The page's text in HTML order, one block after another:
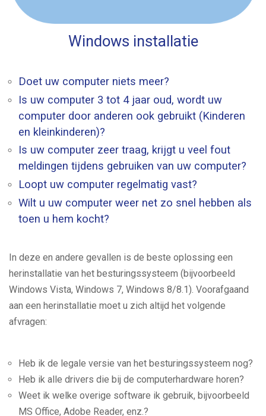
Windows installatie
Doet uw computer niets meer?
Is uw computer 3 tot 4 jaar oud, wordt uw
computer door anderen ook gebruikt (Kinderen
en kleinkinderen)?
Is uw computer zeer traag, krijgt u veel fout
meldingen tijdens gebruiken van uw computer?
Loopt uw computer regelmatig vast?
Wilt u uw computer weer net zo snel hebben als
toen u hem kocht?
In deze en andere gevallen is de beste oplossing een
herinstallatie van het besturingssysteem (bijvoorbeeld
Windows Vista, Windows 7, Windows 8/8.1). Voorafgaand
aan een herinstallatie moet u zich altijd het volgende
afvragen:
Heb ik de legale versie van het besturingssysteem nog?
Heb ik alle drivers die bij de computerhardware horen?
Weet ik welke overige software ik gebruik, bijvoorbeeld
MS Office, Adobe Reader, enz.?